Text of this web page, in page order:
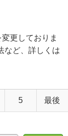
更しておりま
など、詳しくは
5 最後